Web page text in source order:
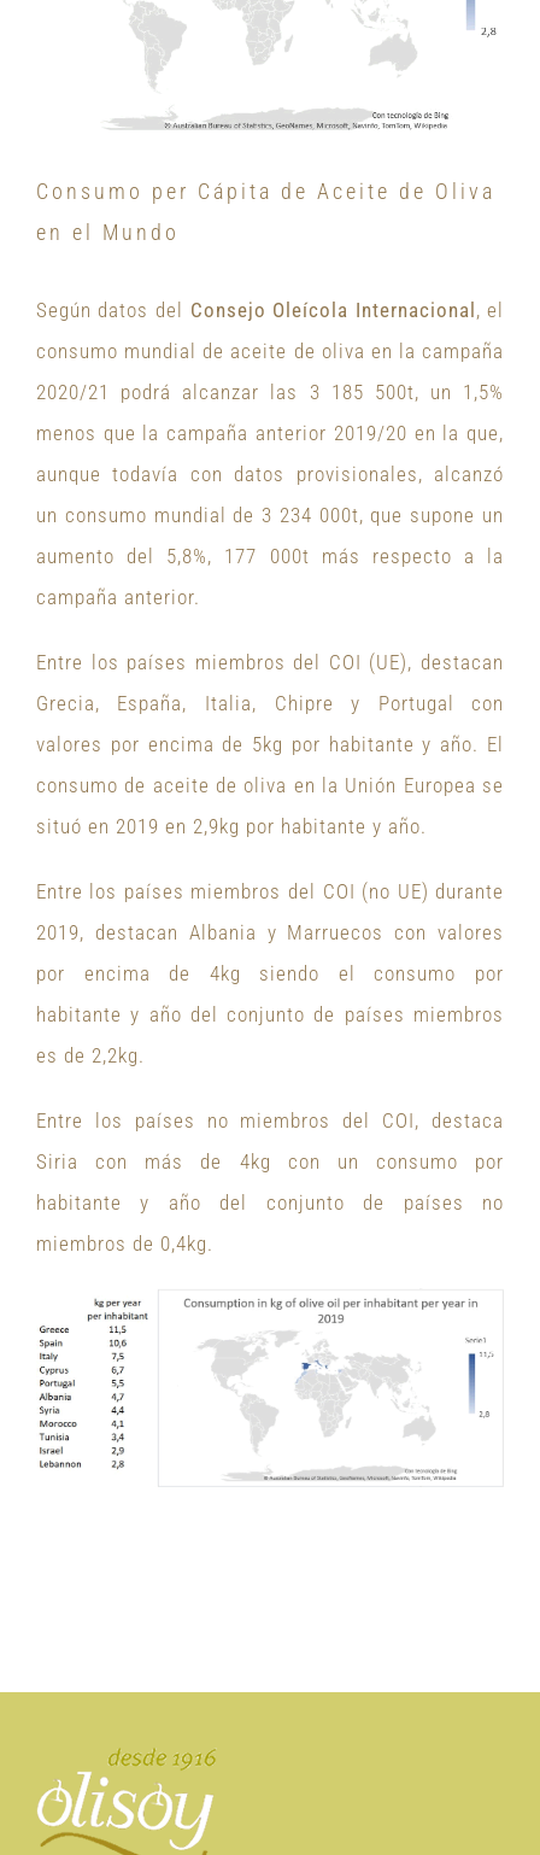
Consumo per Cápita de Aceite de Oliva
en el Mundo
Según datos del Consejo Oleícola Internacional, el
consumo mundial de aceite de oliva en la campaña
2020/21 podrá alcanzar las 3 185 500t, un 1,5%
menos que la campaña anterior 2019/20 en la que,
aunque todavía con datos provisionales, alcanzó
un consumo mundial de 3 234 000t, que supone un
aumento del 5,8%, 177 000t más respecto a la
campaña anterior.
Entre los países miembros del COI (UE), destacan
Grecia, España, Italia, Chipre y Portugal con
valores por encima de 5kg por habitante y año. El
consumo de aceite de oliva en la Unión Europea se
situó en 2019 en 2,9kg por habitante y año.
Entre los países miembros del COI (no UE) durante
2019, destacan Albania y Marruecos con valores
por encima de 4kg siendo el consumo por
habitante y año del conjunto de países miembros
es de 2,2kg.
Entre los países no miembros del COI, destaca
Siria con más de 4kg con un consumo por
habitante y año del conjunto de países no
miembros de 0,4kg.